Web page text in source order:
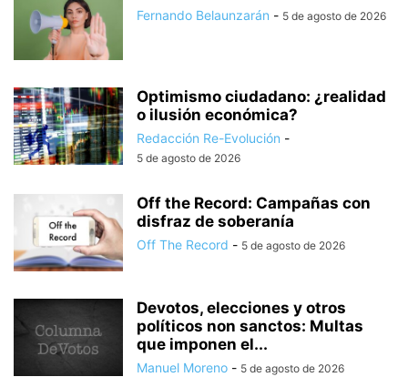
Fernando Belaunzarán - 5 de agosto de 2026
Optimismo ciudadano: ¿realidad
o ilusión económica?
Redacción Re-Evolución -
5 de agosto de 2026
Off the Record: Campañas con
disfraz de soberanía
Off The Record - 5 de agosto de 2026
Devotos, elecciones y otros
políticos non sanctos: Multas
que imponen el...
Manuel Moreno - 5 de agosto de 2026